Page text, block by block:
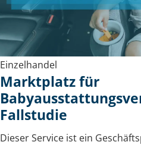
Einzelhandel
Marktplatz für
Fallstudie
Dieser Service ist ein